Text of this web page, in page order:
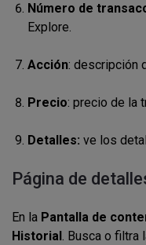
Número de
Explore.
Acción: descripción
Precio: precio de la
Detalles: ve los
Página de
En la Pantalla de
Historial. Busca o filtra